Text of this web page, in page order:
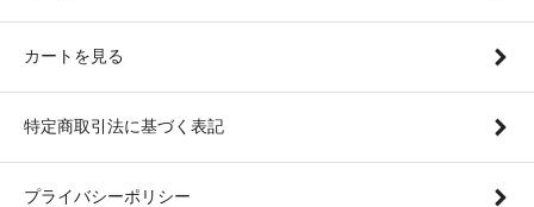
カートを見る
特定商取引法に基づく表記
プライバシーポリシー